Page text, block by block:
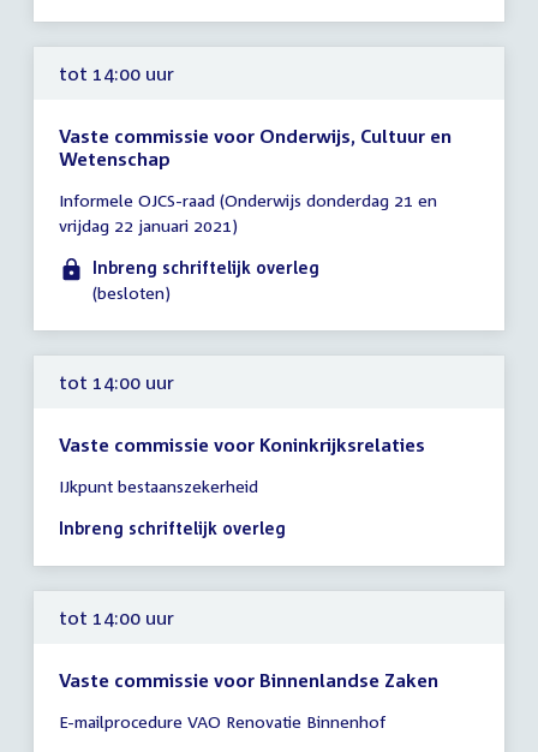
tot 14:00 uur
Vaste commissie voor Onderwijs, Cultuur en
Wetenschap
vergadering
tot
14:00
uur
Informele OJCS-raad (Onderwijs donderdag 21 en
vrijdag 22 januari 2021)
Inbreng schriftelijk overleg
(besloten)
tot 14:00 uur
Vaste commissie voor Koninkrijksrelaties
vergadering
tot
uur
IJkpunt bestaanszekerheid
Inbreng schriftelijk overleg
tot 14:00 uur
Vaste commissie voor Binnenlandse Zaken
vergadering
E-mailprocedure VAO Renovatie Binnenhof